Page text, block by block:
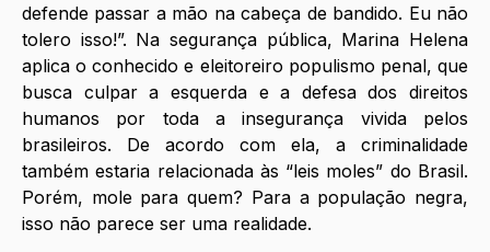
defende passar a mão na cabeça de bandido. Eu não
tolero isso!”. Na segurança pública, Marina Helena
aplica o conhecido e eleitoreiro populismo penal, que
busca culpar a esquerda e a defesa dos direitos
humanos por toda a insegurança vivida pelos
brasileiros. De acordo com ela, a criminalidade
também estaria relacionada às “leis moles” do Brasil.
Porém, mole para quem? Para a população negra,
isso não parece ser uma realidade.